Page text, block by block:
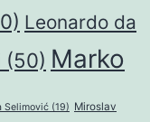
Leonardo da
(50) Marko
Selimović (19) Miroslav